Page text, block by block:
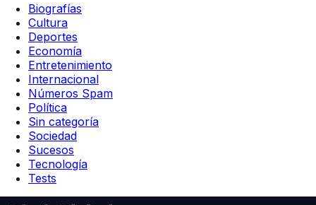
Biografías
Cultura
Deportes
Economía
Entretenimiento
Internacional
Números Spam
Política
Sin categoría
Sociedad
Sucesos
Tecnología
Tests